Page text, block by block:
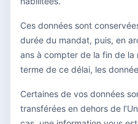
Ces données sont
durée du mandat, puis, en
ans à compter de la fin de la
terme de ce délai, les
Certaines de vos données
transférées en dehors de